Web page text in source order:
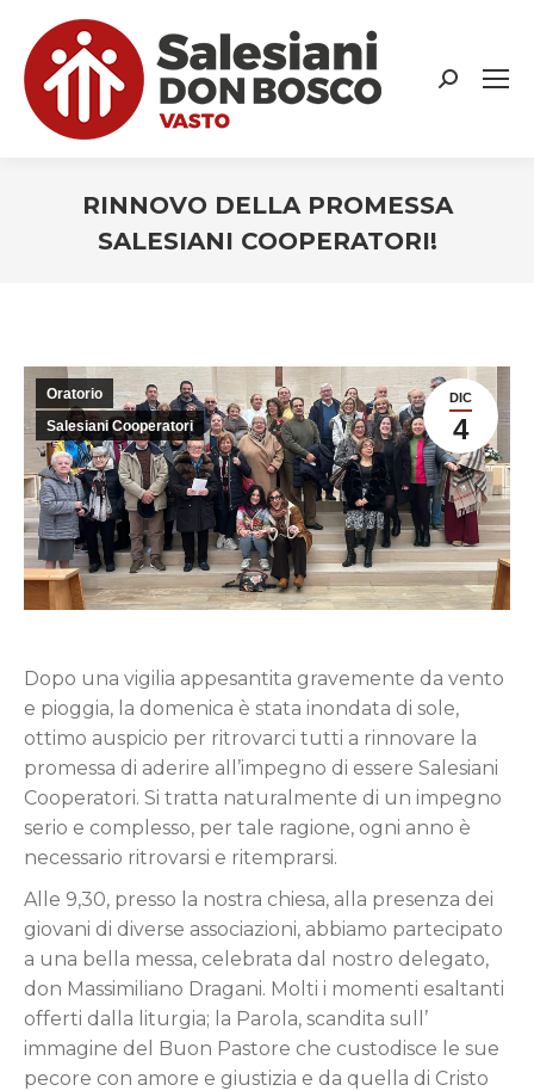
Search:
RINNOVO DELLA PROMESSA
SALESIANI COOPERATORI!
DIC
4
Oratorio
Salesiani Cooperatori
Dopo una vigilia appesantita gravemente da vento
e pioggia, la domenica è stata inondata di sole,
ottimo auspicio per ritrovarci tutti a rinnovare la
promessa di aderire all’impegno di essere Salesiani
Cooperatori. Si tratta naturalmente di un impegno
serio e complesso, per tale ragione, ogni anno è
necessario ritrovarsi e ritemprarsi.
Alle 9,30, presso la nostra chiesa, alla presenza dei
giovani di diverse associazioni, abbiamo partecipato
a una bella messa, celebrata dal nostro delegato,
don Massimiliano Dragani. Molti i momenti esaltanti
offerti dalla liturgia; la Parola, scandita sull’
immagine del Buon Pastore che custodisce le sue
pecore con amore e giustizia e da quella di Cristo